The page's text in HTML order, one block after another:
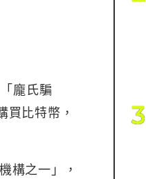
龐氏騙
買比特幣，
構之一」，